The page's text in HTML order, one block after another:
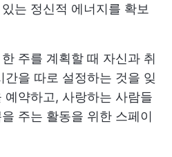
는 정신적 에너지를 확보
주를 계획할 때 자신과 취
을 따로 설정하는 것을 잊
예약하고, 사랑하는 사람들
주는 활동을 위한 스페이